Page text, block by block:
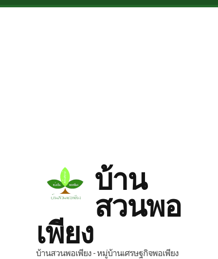
Skip to main content
บ้าน
สวนพอ
เพียง
บ้านสวนพอเพียง - หมู่บ้านเศรษฐกิจพอเพียง